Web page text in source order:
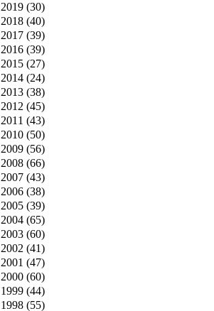
2019 (30)
2018 (40)
2017 (39)
2016 (39)
2015 (27)
2014 (24)
2013 (38)
2012 (45)
2011 (43)
2010 (50)
2009 (56)
2008 (66)
2007 (43)
2006 (38)
2005 (39)
2004 (65)
2003 (60)
2002 (41)
2001 (47)
2000 (60)
1999 (44)
1998 (55)